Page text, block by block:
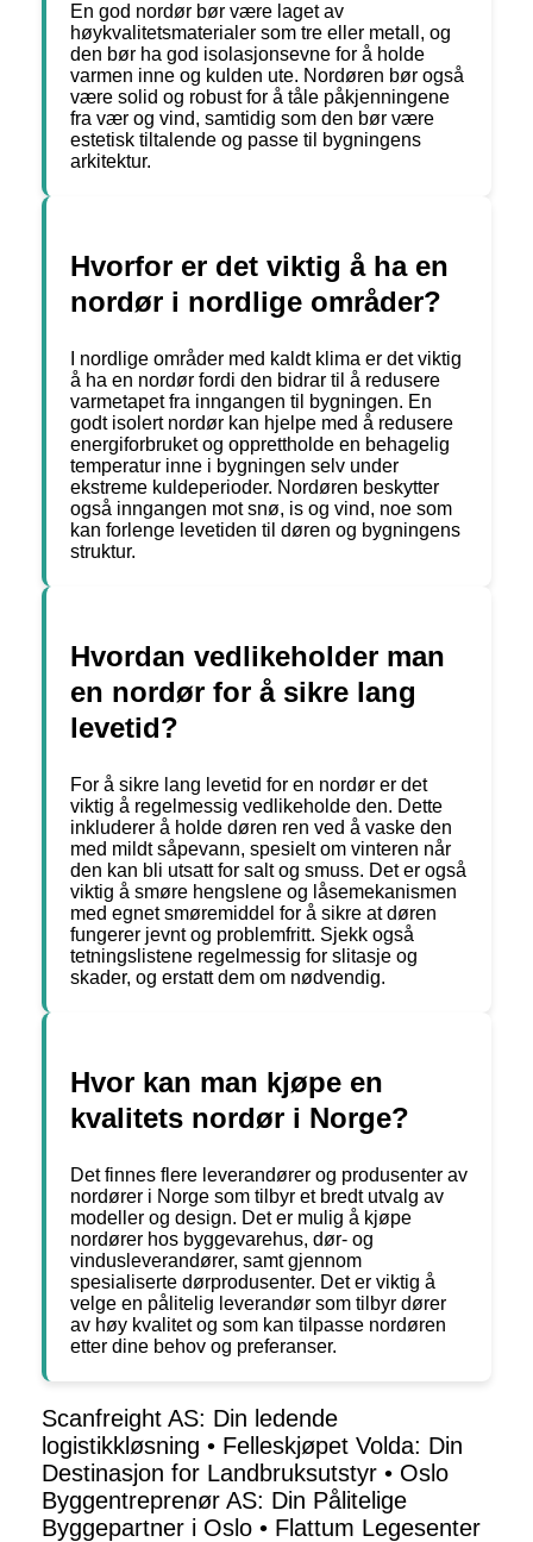
En god nordør bør være laget av
høykvalitetsmaterialer som tre eller metall, og
den bør ha god isolasjonsevne for å holde
varmen inne og kulden ute. Nordøren bør også
være solid og robust for å tåle påkjenningene
fra vær og vind, samtidig som den bør være
estetisk tiltalende og passe til bygningens
arkitektur.
Hvorfor er det viktig å ha en
nordør i nordlige områder?
I nordlige områder med kaldt klima er det viktig
å ha en nordør fordi den bidrar til å redusere
varmetapet fra inngangen til bygningen. En
godt isolert nordør kan hjelpe med å redusere
energiforbruket og opprettholde en behagelig
temperatur inne i bygningen selv under
ekstreme kuldeperioder. Nordøren beskytter
også inngangen mot snø, is og vind, noe som
kan forlenge levetiden til døren og bygningens
struktur.
Hvordan vedlikeholder man
en nordør for å sikre lang
levetid?
For å sikre lang levetid for en nordør er det
viktig å regelmessig vedlikeholde den. Dette
inkluderer å holde døren ren ved å vaske den
med mildt såpevann, spesielt om vinteren når
den kan bli utsatt for salt og smuss. Det er også
viktig å smøre hengslene og låsemekanismen
med egnet smøremiddel for å sikre at døren
fungerer jevnt og problemfritt. Sjekk også
tetningslistene regelmessig for slitasje og
skader, og erstatt dem om nødvendig.
Hvor kan man kjøpe en
kvalitets nordør i Norge?
Det finnes flere leverandører og produsenter av
nordører i Norge som tilbyr et bredt utvalg av
modeller og design. Det er mulig å kjøpe
nordører hos byggevarehus, dør- og
vindusleverandører, samt gjennom
spesialiserte dørprodusenter. Det er viktig å
velge en pålitelig leverandør som tilbyr dører
av høy kvalitet og som kan tilpasse nordøren
etter dine behov og preferanser.
Scanfreight AS: Din ledende
logistikkløsning • Felleskjøpet Volda: Din
Destinasjon for Landbruksutstyr • Oslo
Byggentreprenør AS: Din Pålitelige
Byggepartner i Oslo • Flattum Legesenter